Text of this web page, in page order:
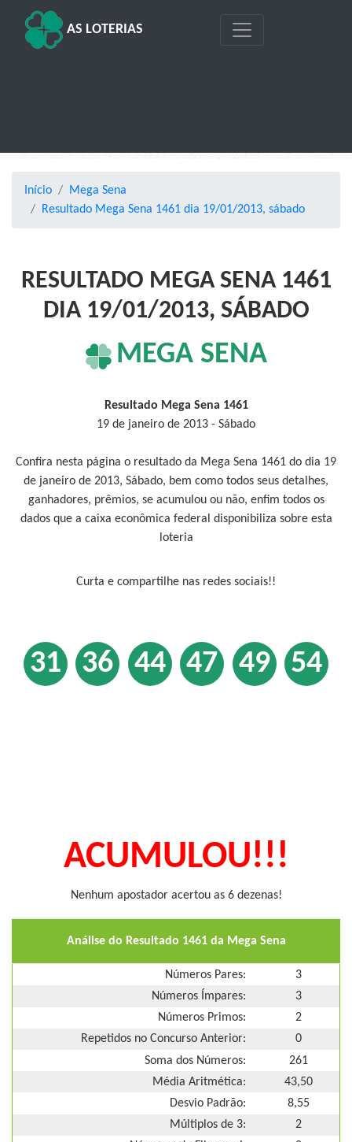
AS LOTERIAS
Início
Mega Sena
Resultado Mega Sena 1461 dia 19/01/2013, sábado
RESULTADO MEGA SENA 1461
DIA 19/01/2013, SÁBADO
MEGA SENA
Resultado Mega Sena 1461
19 de janeiro de 2013 - Sábado
Confira nesta página o resultado da Mega Sena 1461 do dia 19
de janeiro de 2013, Sábado, bem como todos seus detalhes,
ganhadores, prêmios, se acumulou ou não, enfim todos os
dados que a caixa econômica federal disponibiliza sobre esta
loteria
Curta e compartilhe nas redes sociais!!
31 36 44 47 49 54
ACUMULOU!!!
Nenhum apostador acertou as 6 dezenas!
Análise do Resultado 1461 da Mega Sena
Números Pares:
3
Números Ímpares:
3
Números Primos:
2
Repetidos no Concurso Anterior:
0
Soma dos Números:
261
Média Aritmética:
43,50
Desvio Padrão:
8,55
Múltiplos de 3:
2